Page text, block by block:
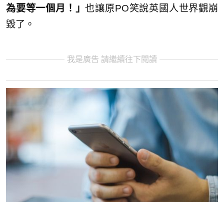
為要等一個月！」也讓原PO笑說英國人世界觀崩
毀了。
我是廣告 請繼續往下閱讀